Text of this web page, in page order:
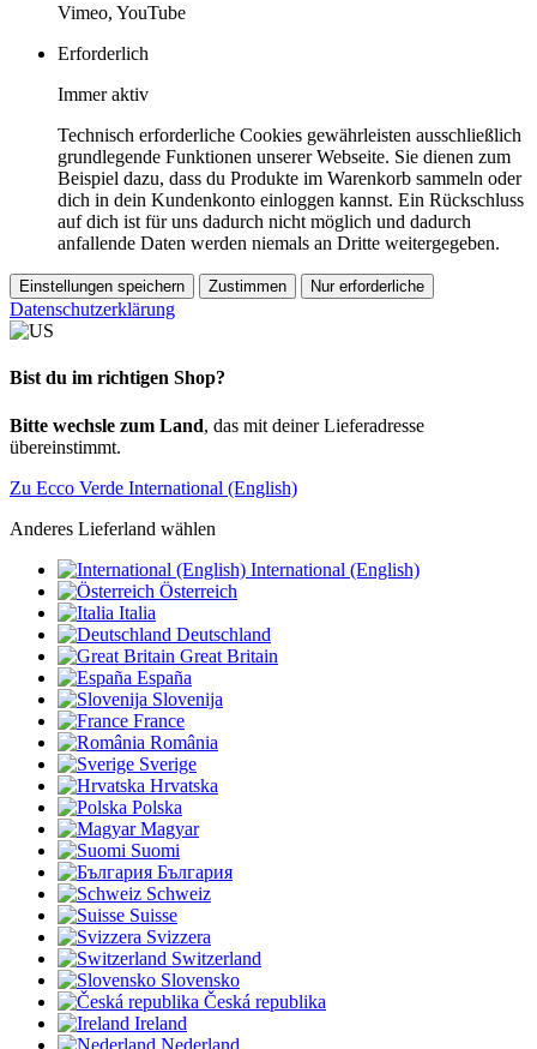
Vimeo, YouTube
Erforderlich
Immer aktiv
Technisch erforderliche Cookies gewährleisten ausschließlich
grundlegende Funktionen unserer Webseite. Sie dienen zum
Beispiel dazu, dass du Produkte im Warenkorb sammeln oder
dich in dein Kundenkonto einloggen kannst. Ein Rückschluss
auf dich ist für uns dadurch nicht möglich und dadurch
anfallende Daten werden niemals an Dritte weitergegeben.
Einstellungen speichern Zustimmen Nur erforderliche
Datenschutzerklärung
Bist du im richtigen Shop?
Bitte wechsle zum Land, das mit deiner Lieferadresse
übereinstimmt.
Zu Ecco Verde International (English)
Anderes Lieferland wählen
International (English)
Österreich
Italia
Deutschland
Great Britain
España
Slovenija
France
România
Sverige
Hrvatska
Polska
Magyar
Suomi
България
Schweiz
Suisse
Svizzera
Switzerland
Slovensko
Česká republika
Ireland
Nederland